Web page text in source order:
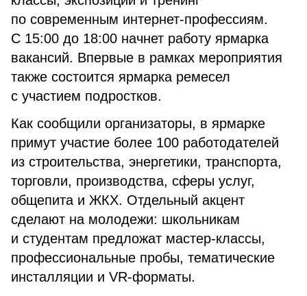
по современным интернет-профессиям.
С 15:00 до 18:00 начнет работу ярмарка
вакансий. Впервые в рамках мероприятия
также состоится ярмарка ремесел
с участием подростков.
Как сообщили организаторы, в ярмарке
примут участие более 100 работодателей
из строительства, энергетики, транспорта,
торговли, производства, сферы услуг,
общепита и ЖКХ. Отдельный акцент
сделают на молодежи: школьникам
и студентам предложат мастер-классы,
профессиональные пробы, тематические
инсталляции и VR-форматы.